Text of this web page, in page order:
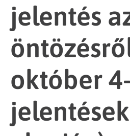
jelentés
október
jelentések